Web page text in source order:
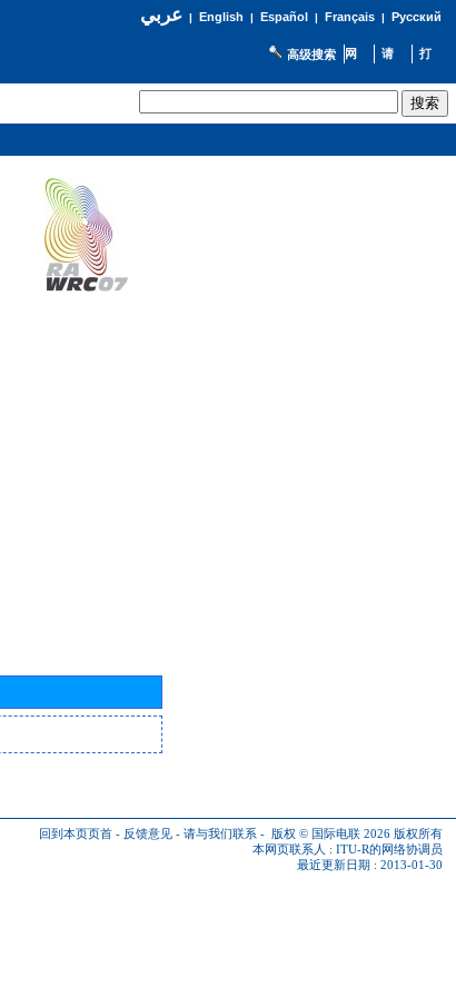
عربي| English | Español | Français| Русский
高级搜索
回到本页页首 - 反馈意见 - 请与我们联系 - 版权 © 国际电联 2026 版权所有
本网页联系人 : ITU-R的网络协调员
最近更新日期 : 2013-01-30